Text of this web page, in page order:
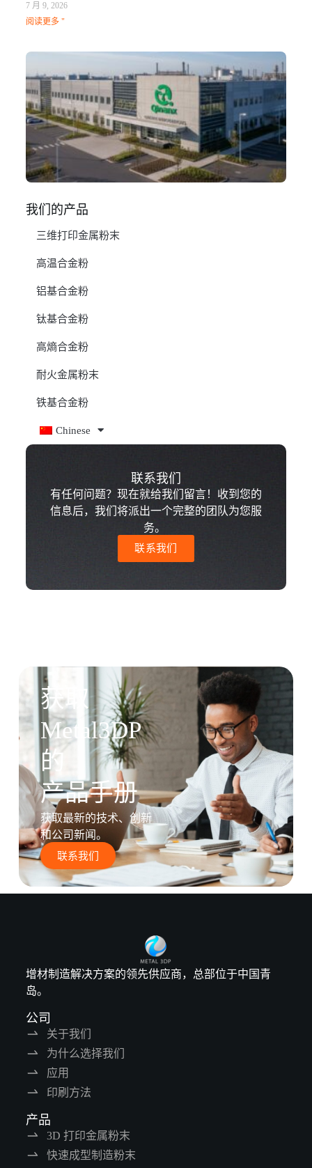
7 月 9, 2026
阅读更多 "
我们的产品
三维打印金属粉末
高温合金粉
铝基合金粉
钛基合金粉
高熵合金粉
耐火金属粉末
铁基合金粉
Chinese
联系我们
有任何问题？现在就给我们留言！收到您的
信息后，我们将派出一个完整的团队为您服
务。
联系我们
获取
Metal3DP
的
产品手册
获取最新的技术、创新
和公司新闻。
联系我们
增材制造解决方案的领先供应商，总部位于中国青
岛。
公司
关于我们
为什么选择我们
应用
印刷方法
产品
3D 打印金属粉末
快速成型制造粉末